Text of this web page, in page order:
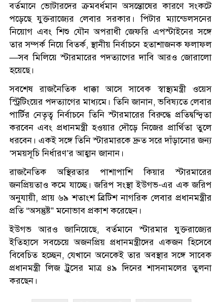
বর্তমানে ভোটারদের ক্রমবর্ধমান অসন্তোষের কারণে সংকটে
পড়েছে যুক্তরাজ্যের লেবার সরকার। পিটার ম্যান্ডেলসনের
নিয়োগ এবং শিশু যৌন অপরাধী জেফরি এপস্টাইনের সঙ্গে
তার সম্পর্ক নিয়ে বিতর্ক, স্থানীয় নির্বাচনে হতাশাজনক ফলাফল
—সব মিলিয়ে স্টারমারের পদত্যাগের দাবি আরও জোরালো
হয়েছে।
সবশেষ রাজনৈতিক ধাক্কা আসে সাবেক স্বাস্থ্যমন্ত্রী ওয়েস
স্ট্রিটিংয়ের পদত্যাগের মাধ্যমে। তিনি জানান, ভবিষ্যতে লেবার
পার্টির নেতৃত্ব নির্বাচনে তিনি স্টারমারের বিরুদ্ধে প্রতিদ্বন্দ্বিতা
করবেন এবং প্রধানমন্ত্রী হওয়ার দৌড়ে নিজের প্রার্থিতা তুলে
ধরবেন। একই সঙ্গে তিনি স্টারমারকে দ্রুত সরে দাঁড়ানোর জন্য
‘সময়সূচি নির্ধারণ’র আহ্বান জানান।
রাজনৈতিক অস্থিরতার পাশাপাশি কিয়ার স্টারমারের
জনপ্রিয়তাও কমে যাচ্ছে। জরিপ সংস্থা ইউগভ-এর এক জরিপ
অনুযায়ী, প্রায় ৬৯ শতাংশ ব্রিটিশ নাগরিক লেবার প্রধানমন্ত্রীর
প্রতি “অসন্তুষ্ট” মনোভাব প্রকাশ করেছেন।
ইউগভ আরও জানিয়েছে, বর্তমানে স্টারমার যুক্তরাজ্যের
ইতিহাসে সবচেয়ে অজনপ্রিয় প্রধানমন্ত্রীদের একজন হিসেবে
বিবেচিত হচ্ছেন, যেখানে অনেকেই তার অবস্থার সঙ্গে সাবেক
প্রধানমন্ত্রী লিজ ট্রুসের মাত্র ৪৯ দিনের শাসনামলের তুলনা
করছেন।